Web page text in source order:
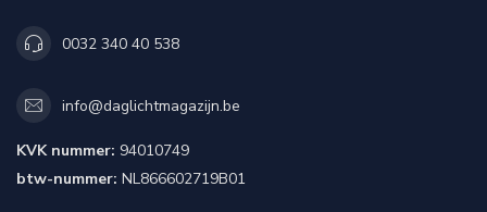
0032 340 40 538
info@daglichtmagazijn.be
KVK nummer: 94010749
btw-nummer: NL866602719B01